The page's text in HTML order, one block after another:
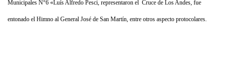
Municipales N°6 «Luís Alfredo Pesci, representaron el Cruce de Los Andes, fue
entonado el Himno al General José de San Martín, entre otros aspecto protocolares.